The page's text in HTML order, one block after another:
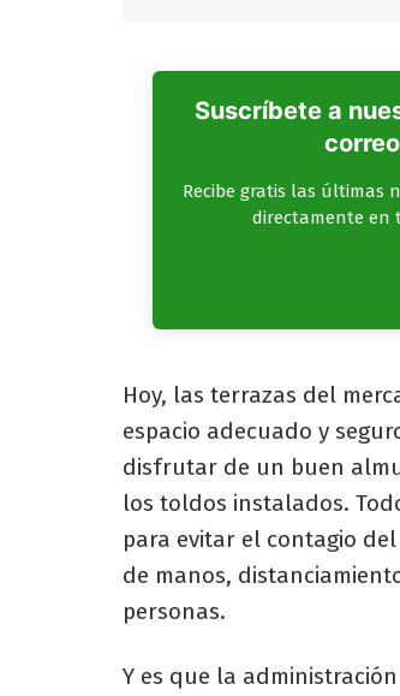
Suscríbete a
correo
Recibe gratis las últimas
directamente en
Hoy, las terrazas del
espacio adecuado y
disfrutar de un buen
los toldos instalados.
para evitar el contagio
de manos,
personas.
Y es que la